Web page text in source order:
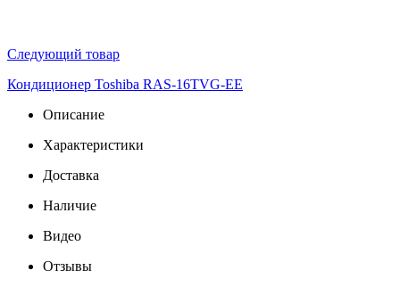
Следующий товар
Кондиционер Toshiba RAS-16TVG-EE
Описание
Характеристики
Доставка
Наличие
Видео
Отзывы